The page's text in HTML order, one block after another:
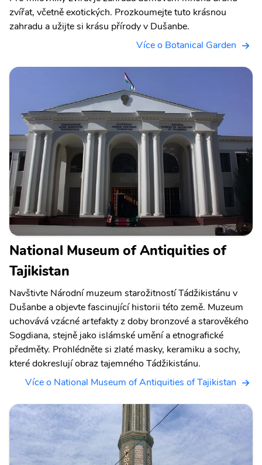
zvířat, včetně exotických. Prozkoumejte tuto krásnou
zahradu a užijte si krásu přírody v Dušanbe.
Více o Botanical Garden
National Museum of Antiquities of
Tajikistan
Navštivte Národní muzeum starožitností Tádžikistánu v
Dušanbe a objevte fascinující historii této země. Muzeum
uchovává vzácné artefakty z doby bronzové a starověkého
Sogdiana, stejně jako islámské umění a etnografické
předměty. Prohlédněte si zlaté masky, keramiku a sochy,
které dokreslují obraz tajemného Tádžikistánu.
Více o National Museum of Antiquities of Tajikistan